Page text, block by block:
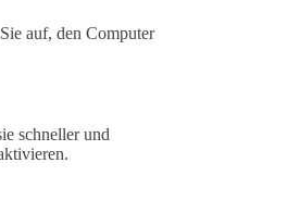
auf, den Computer
schneller und